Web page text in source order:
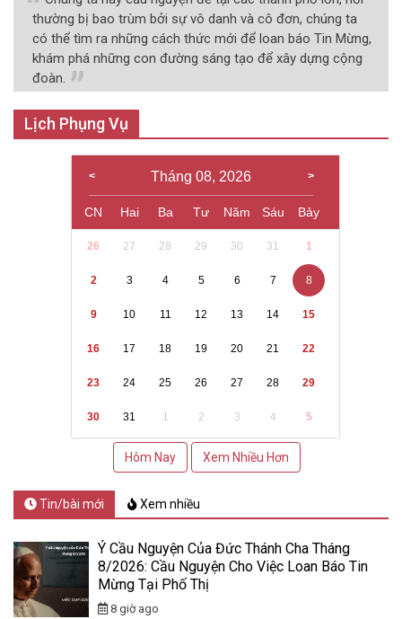
thường bị bao trùm bởi sự vô danh và cô đơn, chúng ta
có thể tìm ra những cách thức mới để loan báo Tin Mừng,
khám phá những con đường sáng tạo để xây dựng cộng
đoàn.
Lịch Phụng Vụ
Tháng 08, 2026
CN Hai Ba Tư Năm Sáu Bảy
26 27 28 29 30 31 1
2 3 4 5 6 7 8
9 10 11 12 13 14 15
16 17 18 19 20 21 22
23 24 25 26 27 28 29
30 31 1 2 3 4 5
Hôm Nay Xem Nhiều Hơn
Tin/bài mới Xem nhiều
Ý Cầu Nguyện Của Đức Thánh Cha Tháng
8/2026: Cầu Nguyện Cho Việc Loan Báo Tin
Mừng Tại Phố Thị
8 giờ ago